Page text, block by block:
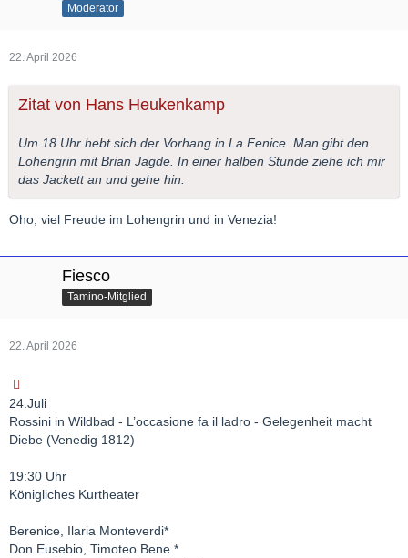
Moderator
22. April 2026
Zitat von Hans Heukenkamp
Um 18 Uhr hebt sich der Vorhang in La Fenice. Man gibt den
Lohengrin mit Brian Jagde. In einer halben Stunde ziehe ich mir
das Jackett an und gehe hin.
Oho, viel Freude im Lohengrin und in Venezia!
Fiesco
Tamino-Mitglied
22. April 2026
24.Juli
Rossini in Wildbad - L’occasione fa il ladro - Gelegenheit macht
Diebe (Venedig 1812)
19:30 Uhr
Königliches Kurtheater
Berenice, Ilaria Monteverdi*
Don Eusebio, Timoteo Bene *